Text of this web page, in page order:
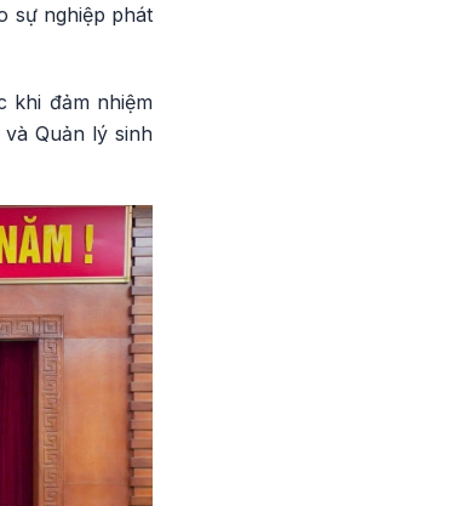
sự nghiệp phát
khi đảm nhiệm
Quản lý sinh